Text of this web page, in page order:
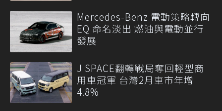
Mercedes-Benz 電動策略轉向
EQ 命名淡出 燃油與電動並行
發展
J SPACE翻轉戰局奪回輕型商
用車冠軍 台灣2月車市年增
4.8%